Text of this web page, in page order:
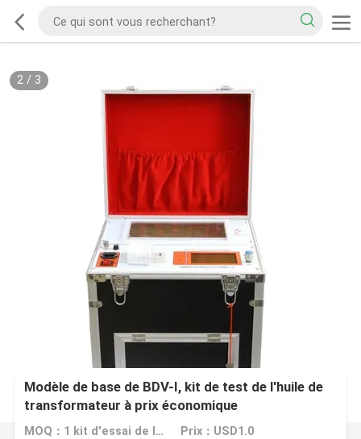
2/ 3
Modèle de base de BDV-I, kit de test de l'huile de
transformateur à prix économique
MOQ：1 kit d'essai de l'ensemble BDV Prix：USD1.0